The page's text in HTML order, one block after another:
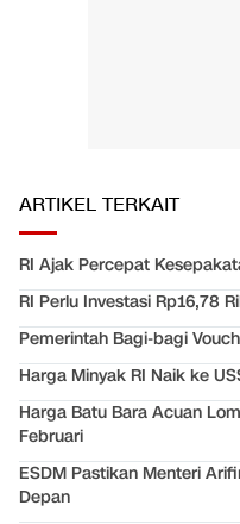
ARTIKEL TERKAIT
RI Ajak Percepat
RI Perlu Investasi Rp16,78
Pemerintah Bagi-bagi
Harga Minyak RI Naik ke
Harga Batu Bara Acuan
Februari
ESDM Pastikan Menteri
Depan